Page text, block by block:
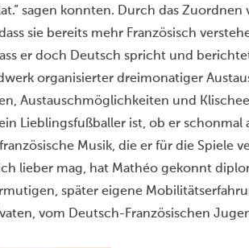
sagen konnten. Durch das
sie bereits mehr Französisch
er doch Deutsch spricht und
organisierter dreimonatiger
Austauschmöglichkeiten und
Lieblingsfußballer ist, ob er
Musik, die er für die Spiele
lieber mag, hat Mathéo gekonnt
später eigene
vom Deutsch-Französischen